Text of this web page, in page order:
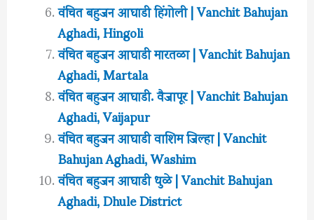
वंचित बहुजन आघाडी हिंगोली | Vanchit Bahujan
Aghadi, Hingoli
वंचित बहुजन आघाडी मारतळा | Vanchit Bahujan
Aghadi, Martala
वंचित बहुजन आघाडी. वैजापूर | Vanchit Bahujan
Aghadi, Vaijapur
वंचित बहुजन आघाडी वाशिम जिल्हा | Vanchit
Bahujan Aghadi, Washim
वंचित बहुजन आघाडी धुळे | Vanchit Bahujan
Aghadi, Dhule District